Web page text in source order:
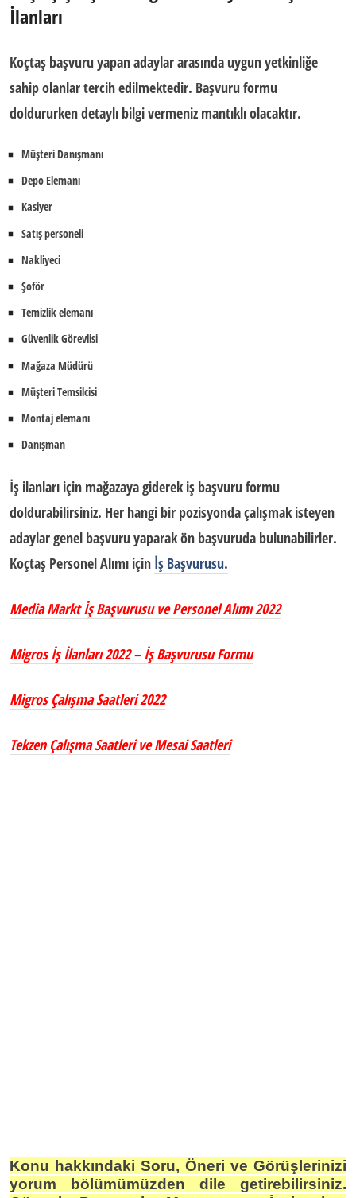
İlanları
Koçtaş başvuru yapan adaylar arasında uygun yetkinliğe
sahip olanlar tercih edilmektedir. Başvuru formu
doldururken detaylı bilgi vermeniz mantıklı olacaktır.
Müşteri Danışmanı
Depo Elemanı
Kasiyer
Satış personeli
Nakliyeci
Şoför
Temizlik elemanı
Güvenlik Görevlisi
Mağaza Müdürü
Müşteri Temsilcisi
Montaj elemanı
Danışman
İş ilanları için mağazaya giderek iş başvuru formu
doldurabilirsiniz. Her hangi bir pozisyonda çalışmak isteyen
adaylar genel başvuru yaparak ön başvuruda bulunabilirler.
Koçtaş Personel Alımı için İş Başvurusu.
Media Markt İş Başvurusu ve Personel Alımı 2022
Migros İş İlanları 2022 – İş Başvurusu Formu
Migros Çalışma Saatleri 2022
Tekzen Çalışma Saatleri ve Mesai Saatleri
Konu hakkındaki Soru, Öneri ve Görüşlerinizi
yorum bölümümüzden dile getirebilirsiniz.